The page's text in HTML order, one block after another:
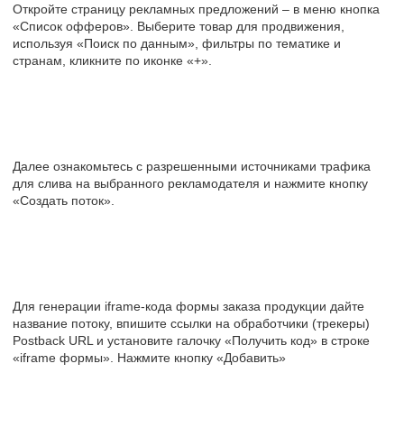
Откройте страницу рекламных предложений – в меню кнопка
«Список офферов». Выберите товар для продвижения,
используя «Поиск по данным», фильтры по тематике и
странам, кликните по иконке «+».
Далее ознакомьтесь с разрешенными источниками трафика
для слива на выбранного рекламодателя и нажмите кнопку
«Создать поток».
Для генерации iframe-кода формы заказа продукции дайте
название потоку, впишите ссылки на обработчики (трекеры)
Postback URL и установите галочку «Получить код» в строке
«iframe формы». Нажмите кнопку «Добавить»